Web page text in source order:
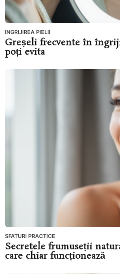
INGRIJIREA PIELII
Greșeli frecvente în
poți evita
SFATURI PRACTICE
Secretele frumuseții
care chiar funcționează